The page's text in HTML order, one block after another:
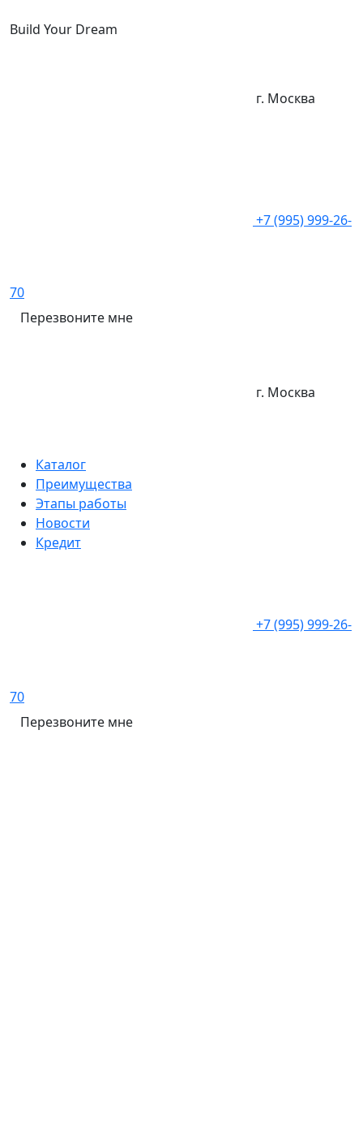
Build Your Dream
г. Москва
+7 (995) 999-26-
70
Перезвоните мне
г. Москва
Каталог
Преимущества
Этапы работы
Новости
Кредит
+7 (995) 999-26-
70
Перезвоните мне